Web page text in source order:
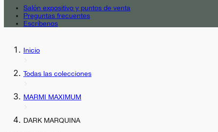
Salón expositivo y puntos de venta
Preguntas frecuentes
Escríbenos
Inicio
Todas las colecciones
MARMI MAXIMUM
DARK MARQUINA